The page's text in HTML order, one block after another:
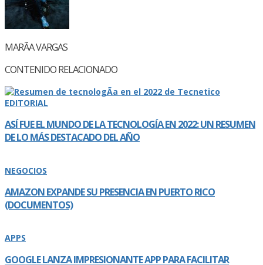
MARÃ­A VARGAS
CONTENIDO RELACIONADO
EDITORIAL
ASÍ­ FUE EL MUNDO DE LA TECNOLOGÍ­A EN 2022: UN RESUMEN
DE LO MÁS DESTACADO DEL AÑO
NEGOCIOS
AMAZON EXPANDE SU PRESENCIA EN PUERTO RICO
(DOCUMENTOS)
APPS
GOOGLE LANZA IMPRESIONANTE APP PARA FACILITAR